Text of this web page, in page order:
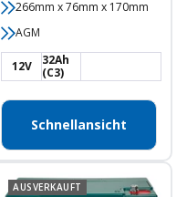
266mm x 76mm x 170mm
AGM
12V
32Ah
(C3)
Schnellansicht
AUSVERKAUFT